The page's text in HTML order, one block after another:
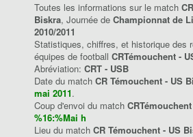
Toutes les informations sur le match
Biskra, Journée de Championnat de
2010/2011
Statistiques, chiffres, et historique des
équipes de football CRTémouchent -
Abréviation: CRT - USB
Date du match CR Témouchent - US
mai 2011.
Coup d'envoi du match
%16:%Mai h
Lieu du match CR Témouchent - US